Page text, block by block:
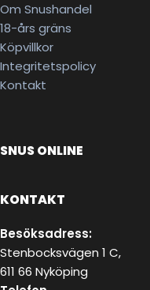
Om Snushandel
18-års gräns
Köpvillkor
Integritetspolicy
Kontakt
SNUS ONLINE
KONTAKT
Besöksadress:
Stenbocksvägen 1 C,
611 66 Nyköping